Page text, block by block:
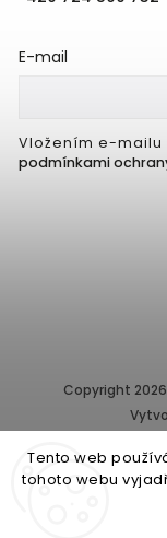
Tento web
tohoto webu
E-mail
Vložením e-mailu
podmínkami
Copyright 2026
Provozovatel e-
Společnost je